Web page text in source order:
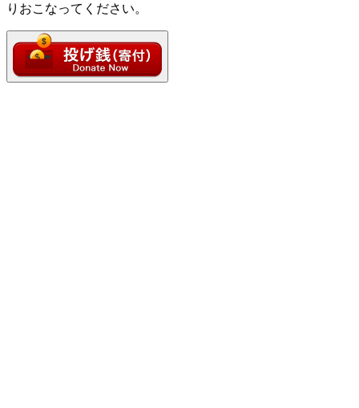
りおこなってください。